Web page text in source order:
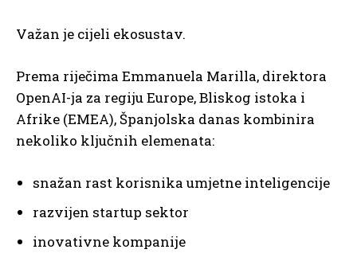
Važan je cijeli ekosustav.
Prema riječima Emmanuela Marilla, direktora
OpenAI-ja za regiju Europe, Bliskog istoka i
Afrike (EMEA), Španjolska danas kombinira
nekoliko ključnih elemenata:
snažan rast korisnika umjetne inteligencije
razvijen startup sektor
inovativne kompanije